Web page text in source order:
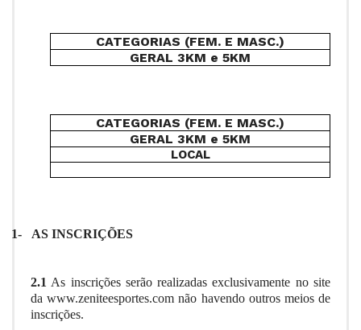
CATEGORIAS (FEM. E MASC.)
GERAL 3KM e 5KM
CATEGORIAS (FEM. E MASC.)
GERAL 3KM e 5KM
LOCAL
1- AS INSCRIÇÕES
2.1 As inscrições serão realizadas exclusivamente no site
dawww.zeniteesportes.com não havendo outros meios de
inscrições.